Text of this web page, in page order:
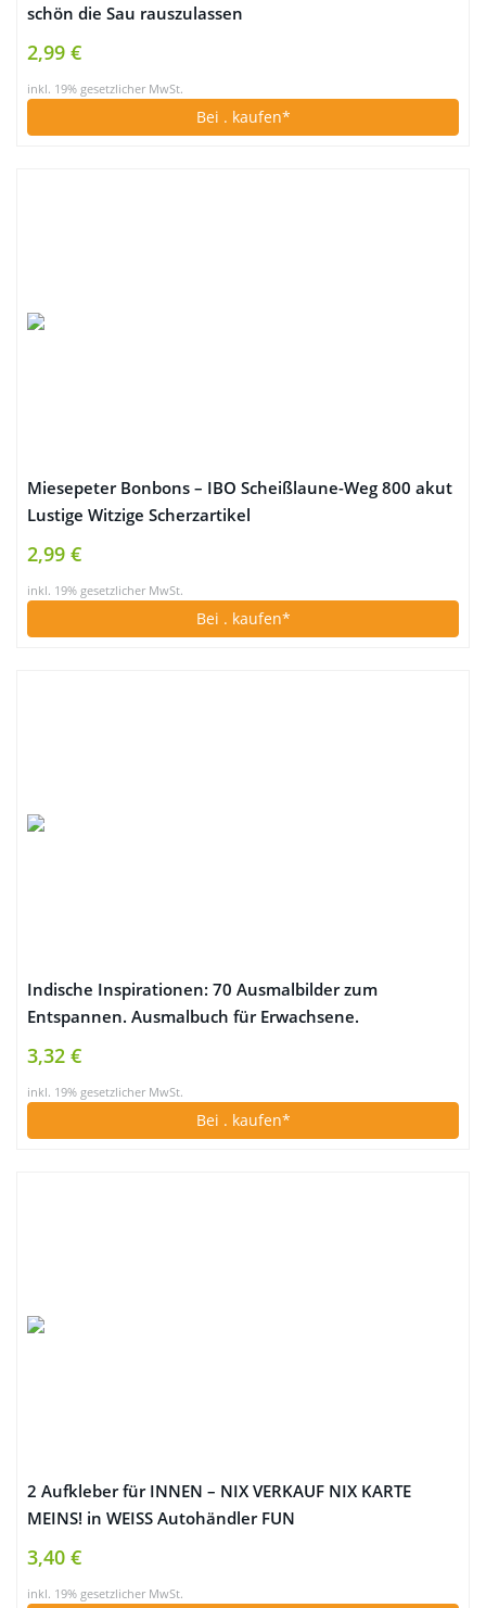
schön die Sau rauszulassen
2,99 €
inkl. 19% gesetzlicher MwSt.
Bei . kaufen*
Miesepeter Bonbons – IBO Scheißlaune-Weg 800 akut
Lustige Witzige Scherzartikel
2,99 €
inkl. 19% gesetzlicher MwSt.
Bei . kaufen*
Indische Inspirationen: 70 Ausmalbilder zum
Entspannen. Ausmalbuch für Erwachsene.
3,32 €
inkl. 19% gesetzlicher MwSt.
Bei . kaufen*
2 Aufkleber für INNEN – NIX VERKAUF NIX KARTE
MEINS! in WEISS Autohändler FUN
3,40 €
inkl. 19% gesetzlicher MwSt.